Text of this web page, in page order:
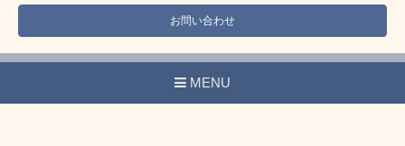
お問い合わせ
MENU